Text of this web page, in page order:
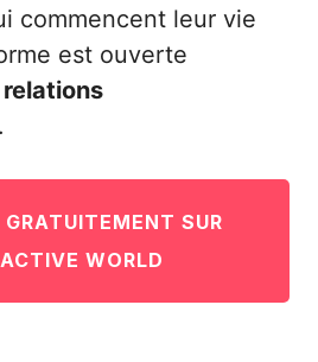
commencent leur vie
est ouverte
relations
.
GRATUITEMENT SUR
WORLD